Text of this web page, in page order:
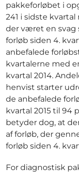
pakkeforløbet i
241 i sidste
der været en svag
forløb siden 4.
anbefalede
kvartalerne med
kvartal 2014.
henvist starter
de anbefalede
kvartal 2015 til 94
betyder dog, at
af forløb, der
forløb siden 4.
For diagnostisk